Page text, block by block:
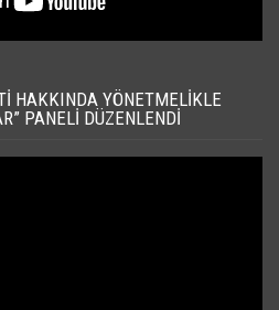
HAKKINDA YÖNETMELIKLE
PANELI DÜZENLENDI